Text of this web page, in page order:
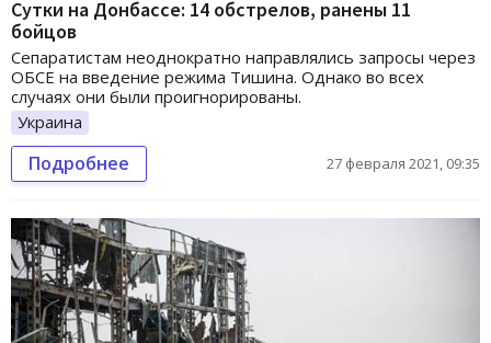
Сутки на Донбассе: 14 обстрелов, ранены 11
бойцов
Сепаратистам неоднократно направлялись запросы через
ОБСЕ на введение режима Тишина. Однако во всех
случаях они были проигнорированы.
Украина
Подробнее 27 февраля 2021, 09:35